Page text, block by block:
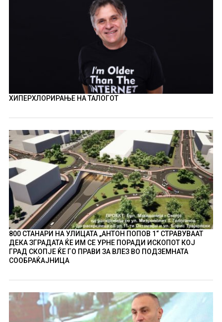
ХИПЕРХЛОРИРАЊЕ НА ТАЛОГОТ
800 СТАНАРИ НА УЛИЦАТА „АНТОН ПОПОВ 1“ СТРАВУВААТ
ДЕКА ЗГРАДАТА ЌЕ ИМ СЕ УРНЕ ПОРАДИ ИСКОПОТ КОЈ
ГРАД СКОПЈЕ ЌЕ ГО ПРАВИ ЗА ВЛЕЗ ВО ПОДЗЕМНАТА
СООБРАЌАЈНИЦА